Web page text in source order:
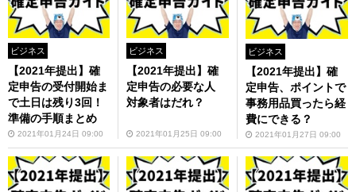
ビジネス
【2021年提出】確
定申告の受付開始ま
で土日は残り3回！
準備の手順まとめ
2021年01月24日 09:00
ビジネス
【2021年提出】確
定申告の必要な人
対象者はだれ？
2021年01月25日 09:00
ビジネス
【2021年提出】確
定申告、ポイントで
事務用品買ったら経
費にできる？
2021年01月27日 09:00